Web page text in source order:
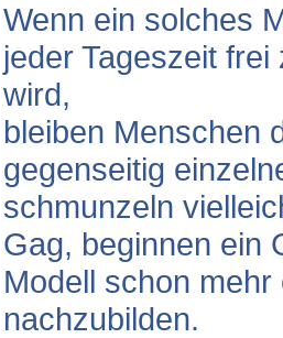
Wenn ein solches
jeder Tageszeit
wird,
bleiben Menschen
gegenseitig
schmunzeln
Gag, beginnen ein
Modell schon mehr
nachzubilden.